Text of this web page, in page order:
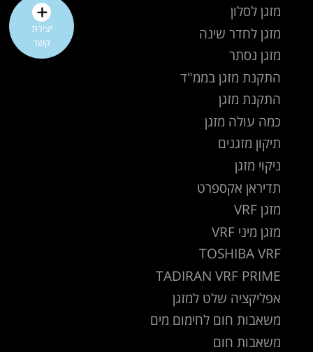
מזגן לסלון
מזגן לחדר שינה
מזגן נסתר
התקנת מזגן בממ"ד
התקנת מזגן
כמה עולה מזגן
תיקון מזגנים
ניקוי מזגן
תדיראן אקספרט
מזגן VRF
מזגן מיני VRF
TOSHIBA VRF
TADIRAN VRF PRIME
אפליקציה שלט למזגן
משאבות חום לחימום מים
משאבות חום
יצירת
קשר